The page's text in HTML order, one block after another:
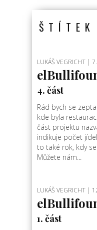
LUKÁŠ VEGRICHT |
4. část
Rád bych se
kde byla
část projektu
indikuje počet
to také rok, kdy
Můžete nám...
LUKÁŠ VEGRICHT |
1. část